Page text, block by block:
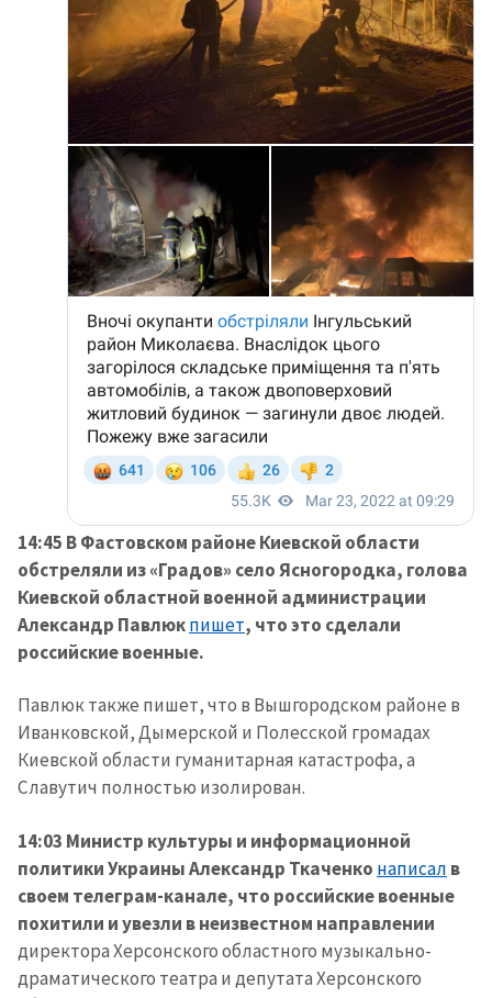
14:45 В Фастовском районе Киевской области
обстреляли из «Градов» село Ясногородка, голова
Киевской областной военной администрации
Александр Павлюкпишет, что это сделали
российские военные.
Павлюк также пишет, что в Вышгородском районе в
Иванковской, Дымерской и Полесской громадах
Киевской области гуманитарная катастрофа, а
Славутич полностью изолирован.
14:03 Министр культуры и информационной
политики Украины Александр Ткаченко написал в
своем телеграм-канале, что российские военные
похитили и увезли в неизвестном направлении
директора Херсонского областного музыкально-
драматического театра и депутата Херсонского